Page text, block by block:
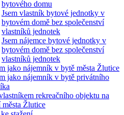
bytového domu
Jsem vlastník bytové jednotky v
bytovém domě bez společenství
vlastníků jednotek
Jsem nájemce bytové jednotky v
bytovém domě bez společenství
vlastníků jednotek
jako nájemník v bytě města Žlutice
jako nájemník v bytě privátního
rekreačního objektu na
města Žlutice